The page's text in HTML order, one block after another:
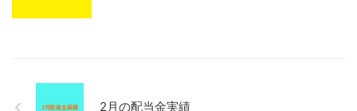
2月の配当金実績